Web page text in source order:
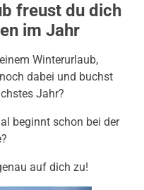
freust du dich
im Jahr
Winterurlaub,
dabei und buchst
Jahr?
beginnt schon bei der
auf dich zu!